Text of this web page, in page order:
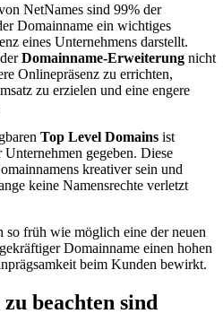
NetNames sind 99% der
Domainname ein wichtiges
eines Unternehmens darstellt.
Domainname-Erweiterung nicht
Onlinepräsenz zu errichten,
zu erzielen und eine engere
Top Level Domains ist
gegeben. Diese
kreativer sein und
keine Namensrechte verletzt
so früh wie möglich eine der neuen
Domainname einen hohen
beim Kunden bewirkt.
beachten sind